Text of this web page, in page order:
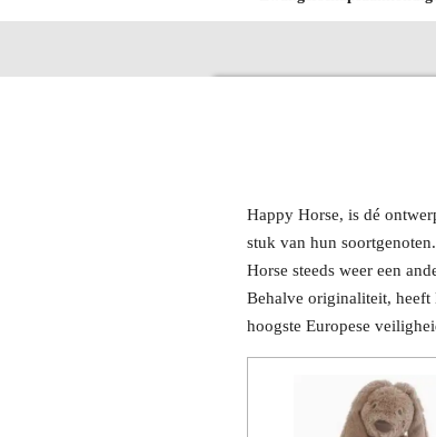
Happy Horse, is dé
stuk van hun
Horse steeds weer een
Behalve originaliteit, heeft
hoogste Europese